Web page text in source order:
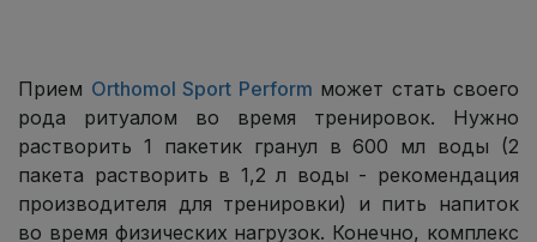
Прием Orthomol Sport Perform может стать своего
рода ритуалом во время тренировок. Нужно
растворить 1 пакетик гранул в 600 мл воды (2
пакета растворить в 1,2 л воды - рекомендация
производителя для тренировки) и пить напиток
во время физических нагрузок. Конечно, комплекс